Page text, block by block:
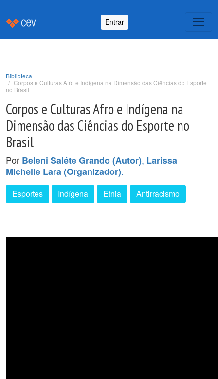
Entrar
Biblioteca
Corpos e Culturas Afro e Indígena na Dimensão das Ciências do Esporte
no Brasil
Corpos e Culturas Afro e Indígena na
Dimensão das Ciências do Esporte no
Brasil
Por Beleni Saléte Grando (Autor), Larissa
Michelle Lara (Organizador).
Esportes Indígena Etnia Antirracismo